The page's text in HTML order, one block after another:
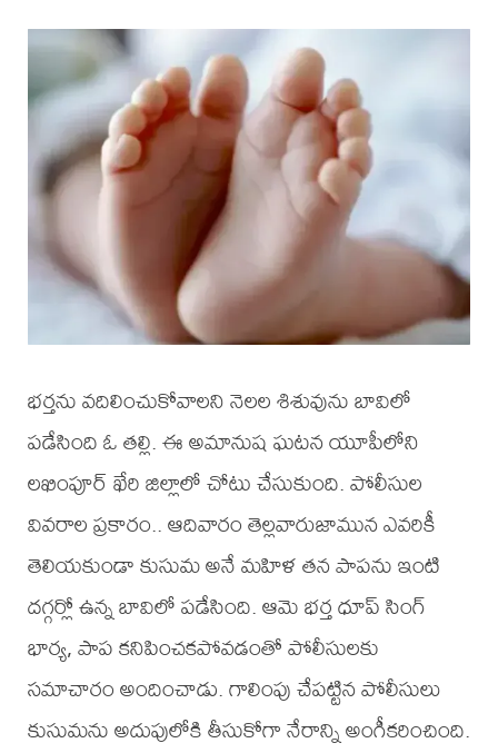
భర్తను వదిలించుకోవాలని నెలల శిశువును బావిలో
పడేసింది ఓ తల్లి. ఈ అమానుష ఘటన యూపీలోని
లఖింపూర్ ఖేరి జిల్లాలో చోటు చేసుకుంది. పోలీసుల
వివరాల ప్రకారం.. ఆదివారం తెల్లవారుజామున ఎవరికీ
తెలియకుండా కుసుమ అనే మహిళ తన పాపను ఇంటి
దగ్గర్లో ఉన్న బావిలో పడేసింది. ఆమె భర్త ధూప్ సింగ్
భార్య, పాప కనిపించకపోవడంతో పోలీసులకు
సమాచారం అందించాడు. గాలింపు చేపట్టిన పోలీసులు
కుసుమను అదుపులోకి తీసుకోగా నేరాన్ని అంగీకరించింది.